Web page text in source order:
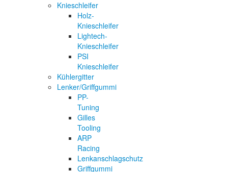
Knieschleifer
Holz-
Knieschleifer
Lightech-
Knieschleifer
PSI
Knieschleifer
Kühlergitter
Lenker/Griffgummi
PP-
Tuning
Gilles
Tooling
ARP
Racing
Lenkanschlagschutz
Griffgummi